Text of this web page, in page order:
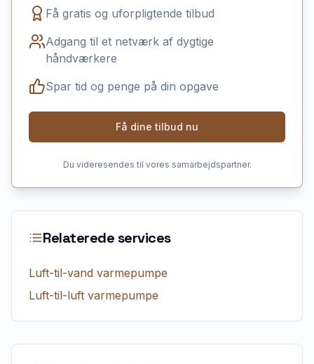
Få gratis og uforpligtende tilbud
Adgang til et netværk af dygtige
håndværkere
Spar tid og penge på din opgave
Få dine tilbud nu
Du videresendes til vores samarbejdspartner.
Relaterede services
Luft-til-vand varmepumpe
Luft-til-luft varmepumpe